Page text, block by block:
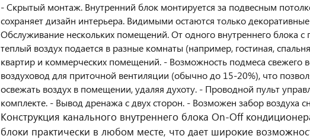
- Скрытый монтаж. Внутренний блок монтируется за подвесным
сохраняет дизайн интерьера. Видимыми остаются только
Обслуживание нескольких помещений. От одного внутреннего блока
теплый воздух подается в разные комнаты (например, гостиная,
квартир и коммерческих помещений. - Возможность подмеса свежего
воздуховод для приточной вентиляции (обычно до 15-20%), что
освежать воздух в помещении, удаляя духоту. - Проводной пульт
комплекте. - Вывод дренажа с двух сторон. - Возможен забор воздуха
Конструкция канального внутреннего блока On-Off
блоки практически в любом месте, что дает широкие